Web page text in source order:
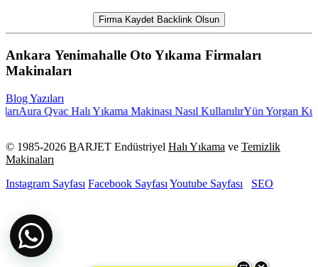
Firma Kaydet Backlink Olsun
Ankara Yenimahalle Oto Yıkama Firmaları
Makinaları
Blog Yazıları
Aura Qvac Halı Yıkama Makinası Nasıl KullanılırYün Yorgan Kuru
© 1985-2026 BARJET Endüstriyel Halı Yıkama ve Temizlik
Makinaları
Instagram Sayfası Facebook Sayfası Youtube Sayfası SEO